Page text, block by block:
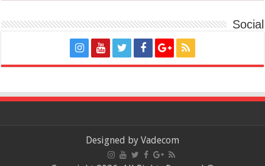
Social
Designed by Vadecom